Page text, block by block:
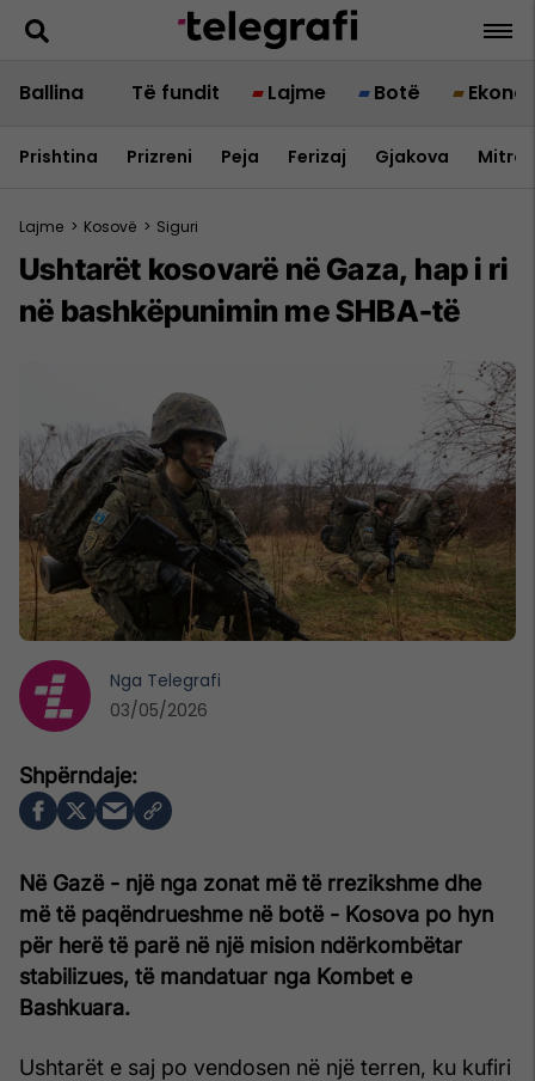
Ballina Të fundit Lajme Botë
Prishtina Prizreni Peja Ferizaj Gjakova
Lajme > Kosovë > Siguri
Ushtarët kosovarë në Gaza, hap i ri
në bashkëpunimin me SHBA-të
Në Gazë - një nga zonat më të rrezikshme dhe
më të paqëndrueshme në botë - Kosova po hyn
për herë të parë në një mision ndërkombëtar
stabilizues, të mandatuar nga Kombet e
Bashkuara.
Ushtarët e saj po vendosen në një terren, ku kufiri
Nga Telegrafi
03/05/2026